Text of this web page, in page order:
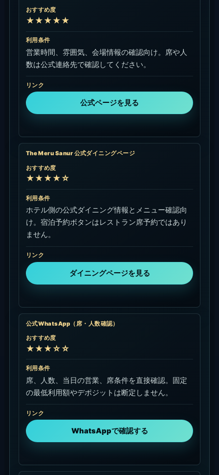
おすすめ度
★★★★★
利用条件
営業時間、雰囲気、会場情報の確認向け。席や人
数は公式連絡先で確認してください。
リンク
公式ページを見る
The Meru Sanur 公式ダイニングページ
おすすめ度
★★★★☆
利用条件
ホテル側の公式ダイニング情報とメニュー確認向
け。宿泊予約ボタンはレストラン席予約ではあり
ません。
リンク
ダイニングページを見る
公式WhatsApp（席・人数確認）
おすすめ度
★★★☆☆
利用条件
席、人数、当日の営業、席条件を直接確認。固定
の最低利用額やデポジットは断定しません。
リンク
WhatsAppで確認する